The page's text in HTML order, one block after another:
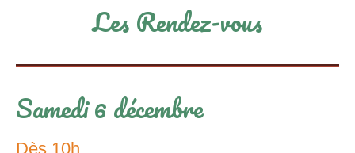
Les Rendez-vous
Samedi 6 décembre
Dès 10h